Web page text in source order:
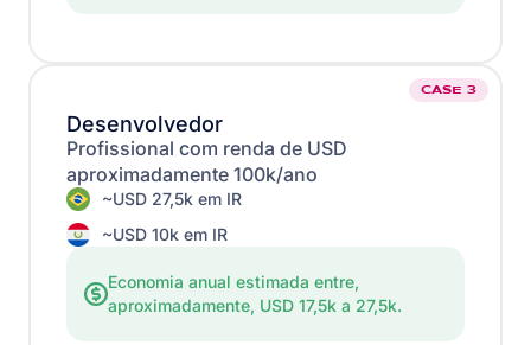
Desenvolvedor
CASE 3
Profissional com renda de USD
aproximadamente 100k/ano
~USD 27,5k em IR
~USD 10k em IR
Economia anual estimada entre,
aproximadamente, USD 17,5k a 27,5k.